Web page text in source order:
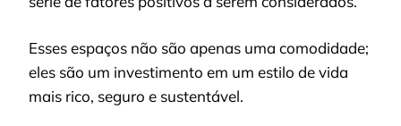
Esses espaços não são apenas uma comodidade;
eles são um investimento em um estilo de vida
mais rico, seguro e sustentável.